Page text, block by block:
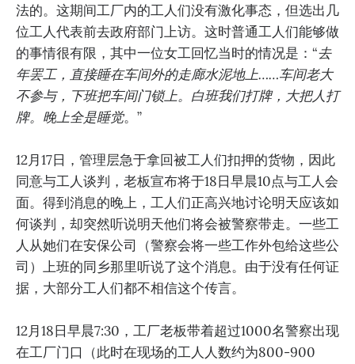
法的。这期间工厂内的工人们没有激化事态，但选出几
位工人代表前去政府部门上访。这时普通工人们能够做
的事情很有限，其中一位女工回忆当时的情况是：“去
年罢工，直接睡在车间外的走廊水泥地上……车间老大
不参与，下班把车间门锁上。白班我们打牌，大把人打
牌。晚上全是睡觉。”
12月17日，管理层急于拿回被工人们扣押的货物，因此
同意与工人谈判，老板宣布将于18日早晨10点与工人会
面。得到消息的晚上，工人们正高兴地讨论明天应该如
何谈判，却突然听说明天他们将会被警察带走。一些工
人从她们在安保公司（警察会将一些工作外包给这些公
司）上班的同乡那里听说了这个消息。由于没有任何证
据，大部分工人们都不相信这个传言。
12月18日早晨7:30，工厂老板带着超过1000名警察出现
在工厂门口（此时在现场的工人人数约为800-900